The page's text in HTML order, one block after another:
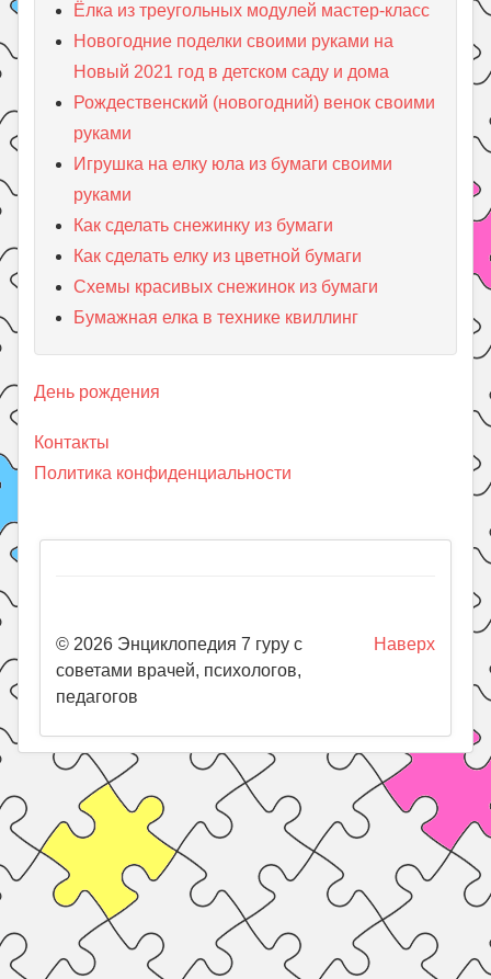
Ёлка из треугольных модулей мастер-класс
Новогодние поделки своими руками на
Новый 2021 год в детском саду и дома
Рождественский (новогодний) венок своими
руками
Игрушка на елку юла из бумаги своими
руками
Как сделать снежинку из бумаги
Как сделать елку из цветной бумаги
Схемы красивых снежинок из бумаги
Бумажная елка в технике квиллинг
День рождения
Контакты
Политика конфиденциальности
Наверх
© 2026 Энциклопедия 7 гуру с
советами врачей, психологов,
педагогов